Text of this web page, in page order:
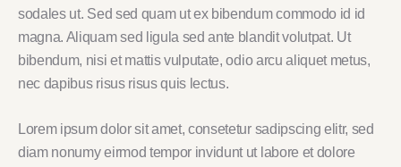
sodales ut. Sed sed quam ut ex bibendum commodo id id
magna. Aliquam sed ligula sed ante blandit volutpat. Ut
bibendum, nisi et mattis vulputate, odio arcu aliquet metus,
nec dapibus risus risus quis lectus.
Lorem ipsum dolor sit amet, consetetur sadipscing elitr, sed
diam nonumy eirmod tempor invidunt ut labore et dolore